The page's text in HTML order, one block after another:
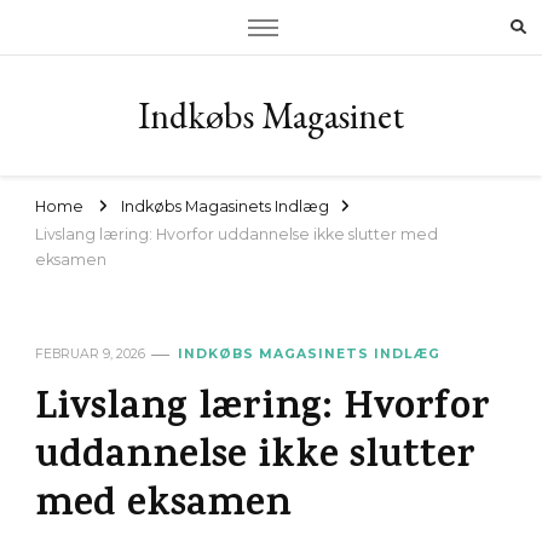
Indkøbs Magasinet
Home
Indkøbs Magasinets Indlæg
Livslang læring: Hvorfor uddannelse ikke slutter med
eksamen
FEBRUAR 9, 2026 INDKØBS MAGASINETS INDLÆG
Livslang læring: Hvorfor
uddannelse ikke slutter
med eksamen